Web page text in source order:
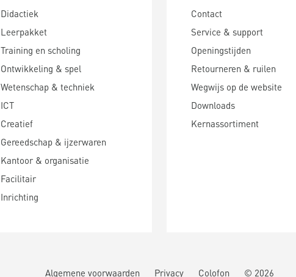
Didactiek
Leerpakket
Training en scholing
Ontwikkeling & spel
Wetenschap & techniek
ICT
Creatief
Gereedschap & ijzerwaren
Kantoor & organisatie
Facilitair
Inrichting
Contact
Service & support
Openingstijden
Retourneren & ruilen
Wegwijs op de website
Downloads
Kernassortiment
Algemene voorwaarden Privacy Colofon © 2026